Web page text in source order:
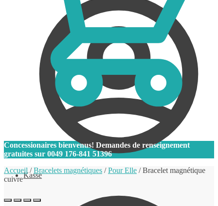
Kasse
Concessionaires bienvenus! Demandes de renseignement
gratuites sur 0049 176-841 51396
Accueil /Bracelets magnétiques /Pour Elle /Bracelet magnétique
cuivre